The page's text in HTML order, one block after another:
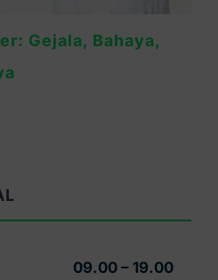
yang Tepat dan
09.00 – 19.00